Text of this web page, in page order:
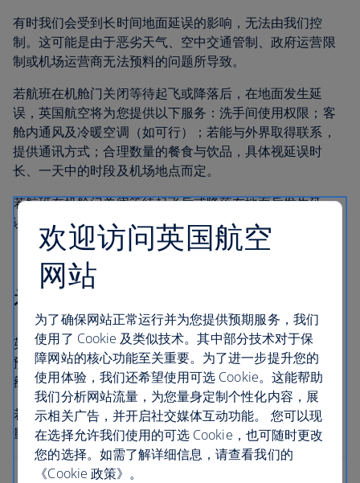
有时我们会受到长时间地面延误的影响，无法由我们控
制。这可能是由于恶劣天气、空中交通管制、政府运营限
制或机场运营商无法预料的问题所导致。
若航班在机舱门关闭等待起飞或降落后，在地面发生延
误，英国航空将为您提供以下服务：洗手间使用权限；客
舱内通风及冷暖空调（如可行）；若能与外界取得联系，
提供通讯方式；合理数量的餐食与饮品，具体视延误时
长、一天中的时段及机场地点而定。
若航班在机舱门关闭等待起飞后或降落在地面后发生延
误，英国航空将为您提供下机的机会。
被拒绝登机
英国航空公司和大多数大型航空公司一样，为了尽量减少
预订出行但未能按时登机的乘客所带来的影响，可能会超
额预订航班。
若在起飞时，持有确认预订的旅客人数多于可用座位数
量，英国航空将按以下方式处理：
欢迎访问英国航空
网站
为了确保网站正常运行并为您提供预期服务，我们
使用了 Cookie 及类似技术。其中部分技术对于保
障网站的核心功能至关重要。为了进一步提升您的
使用体验，我们还希望使用可选 Cookie。这能帮助
我们分析网站流量，为您量身定制个性化内容，展
示相关广告，并开启社交媒体互动功能。 您可以现
在选择允许我们使用的可选 Cookie，也可随时更改
您的选择。如需了解详细信息，请查看我们的
《Cookie 政策》。